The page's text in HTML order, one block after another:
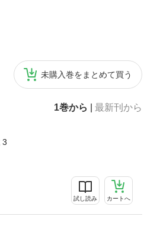
未購入巻をまとめて買う
1巻から 最新刊から
3
試し読み カートへ